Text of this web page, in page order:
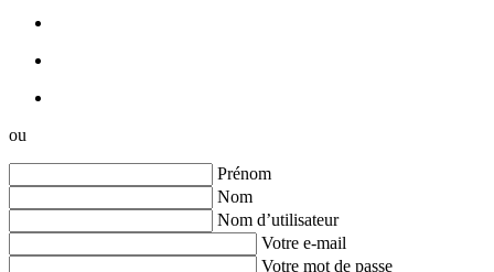
ou
Prénom
Nom
Nom d’utilisateur
Votre e-mail
Votre mot de passe